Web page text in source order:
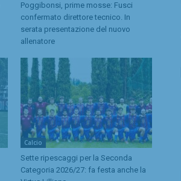
Poggibonsi, prime mosse: Fusci
confermato direttore tecnico. In
serata presentazione del nuovo
allenatore
Calcio
Sette ripescaggi per la Seconda
Categoria 2026/27: fa festa anche la